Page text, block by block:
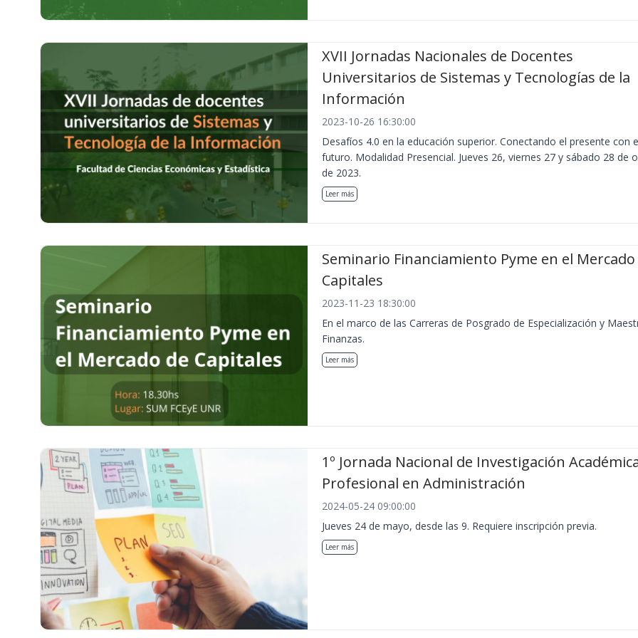
XVII Jornadas Nacionales de Docentes
Universitarios de Sistemas y Tecnologías de la
Información
2023-10-26 16:30:00
Desafíos 4.0 en la educación superior. Conectando el presente con
futuro. Modalidad Presencial. Jueves 26, viernes 27 y sábado 28 de
de 2023.
Leer más
Seminario Financiamiento Pyme en el Mercado
Capitales
2023-11-23 18:30:00
En el marco de las Carreras de Posgrado de Especialización y
Finanzas.
Leer más
1º Jornada Nacional de Investigación
Profesional en Administración
2024-05-24 09:00:00
Jueves 24 de mayo, desde las 9. Requiere inscripción previa.
Leer más